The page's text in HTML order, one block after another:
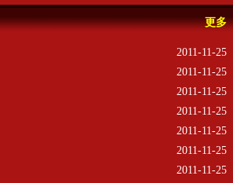
更多
2011-11-25
2011-11-25
2011-11-25
2011-11-25
2011-11-25
2011-11-25
2011-11-25